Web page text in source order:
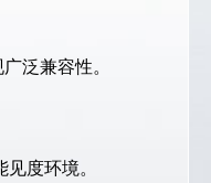
泛兼容性。
度环境。